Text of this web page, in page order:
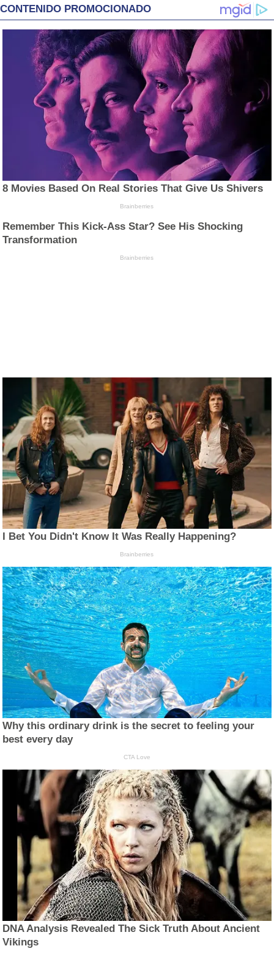
CONTENIDO PROMOCIONADO
8 Movies Based On Real Stories That Give Us Shivers
Brainberries
Remember This Kick-Ass Star? See His Shocking
Transformation
Brainberries
I Bet You Didn't Know It Was Really Happening?
Brainberries
Why this ordinary drink is the secret to feeling your
best every day
CTA Love
DNA Analysis Revealed The Sick Truth About Ancient
Vikings